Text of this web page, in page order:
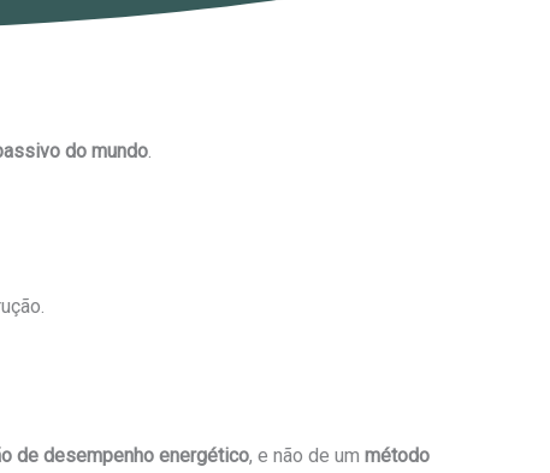
do mundo.
de desempenho energético, e não de um método